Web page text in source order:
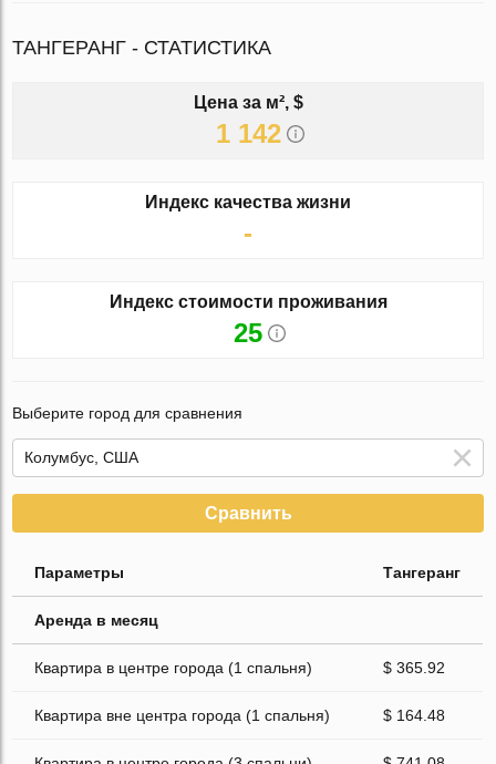
ТАНГЕРАНГ - СТАТИСТИКА
Цена за м², $
1 142
Индекс качества жизни
-
Индекс стоимости проживания
25
Выберите город для сравнения
Сравнить
Параметры Тангеранг
Аренда в месяц
Квартира в центре города (1 спальня) $ 365.92
Квартира вне центра города (1 спальня) $ 164.48